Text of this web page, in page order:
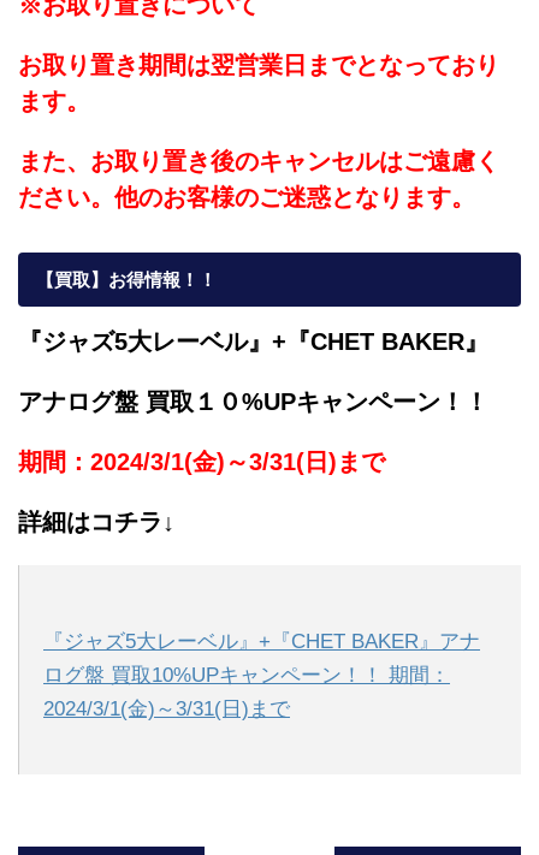
お取り置き期間は翌営業日までとなっており
ます。
また、お取り置き後のキャンセルはご遠慮く
ださい。他のお客様のご迷惑となります。
【買取】お得情報！！
『ジャズ5大レーベル』+『CHET BAKER』
アナログ盤 買取１０%UPキャンペーン！！
期間：2024/3/1(金)～3/31(日)まで
詳細はコチラ↓
『ジャズ5大レーベル』+『CHET BAKER』アナ
ログ盤 買取10%UPキャンペーン！！ 期間：
2024/3/1(金)～3/31(日)まで